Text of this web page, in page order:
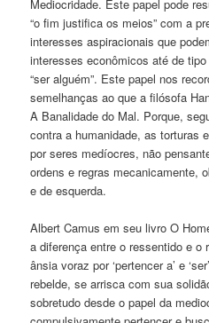
Mediocridade. Este papel pode
“o fim justifica os meios” com a
interesses aspiracionais que
interesses econômicos até de
“ser alguém”. Este papel nos
semelhanças ao que a filósofa
A Banalidade do Mal. Porque,
contra a humanidade, as torturas
por seres medíocres, não
ordens e regras mecanicamente,
e de esquerda.
Albert Camus em seu livro O
a diferença entre o ressentido e o
ânsia voraz por ‘pertencer a’ e
rebelde, se arrisca com sua
sobretudo desde o papel da